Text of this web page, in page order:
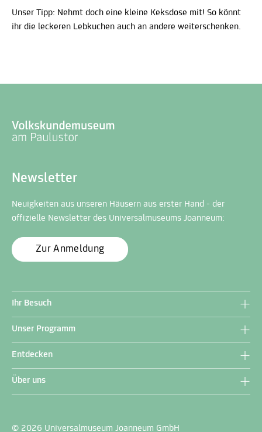
Unser Tipp: Nehmt doch eine kleine Keksdose mit! So könnt
ihr die leckeren Lebkuchen auch an andere weiterschenken.
Newsletter
Neuigkeiten aus unseren Häusern aus erster Hand - der
offizielle Newsletter des Universalmuseums Joanneum:
Zur Anmeldung
Ihr Besuch
Unser Programm
Entdecken
Über uns
© 2026 Universalmuseum Joanneum GmbH